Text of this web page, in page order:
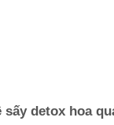
detox hoa